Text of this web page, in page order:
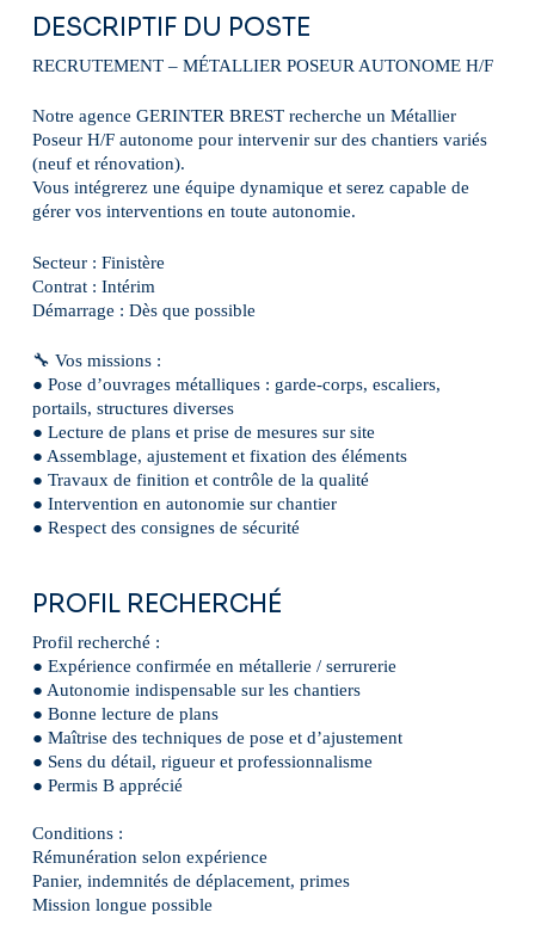
DESCRIPTIF DU POSTE
RECRUTEMENT – MÉTALLIER POSEUR AUTONOME H/F
Notre agence GERINTER BREST recherche un Métallier
Poseur H/F autonome pour intervenir sur des chantiers variés
(neuf et rénovation).
Vous intégrerez une équipe dynamique et serez capable de
gérer vos interventions en toute autonomie.
Secteur : Finistère
Contrat : Intérim
Démarrage : Dès que possible
🔧 Vos missions :
● Pose d’ouvrages métalliques : garde-corps, escaliers,
portails, structures diverses
● Lecture de plans et prise de mesures sur site
● Assemblage, ajustement et fixation des éléments
● Travaux de finition et contrôle de la qualité
● Intervention en autonomie sur chantier
● Respect des consignes de sécurité
PROFIL RECHERCHÉ
Profil recherché :
● Expérience confirmée en métallerie / serrurerie
● Autonomie indispensable sur les chantiers
● Bonne lecture de plans
● Maîtrise des techniques de pose et d’ajustement
● Sens du détail, rigueur et professionnalisme
● Permis B apprécié
Conditions :
Rémunération selon expérience
Panier, indemnités de déplacement, primes
Mission longue possible